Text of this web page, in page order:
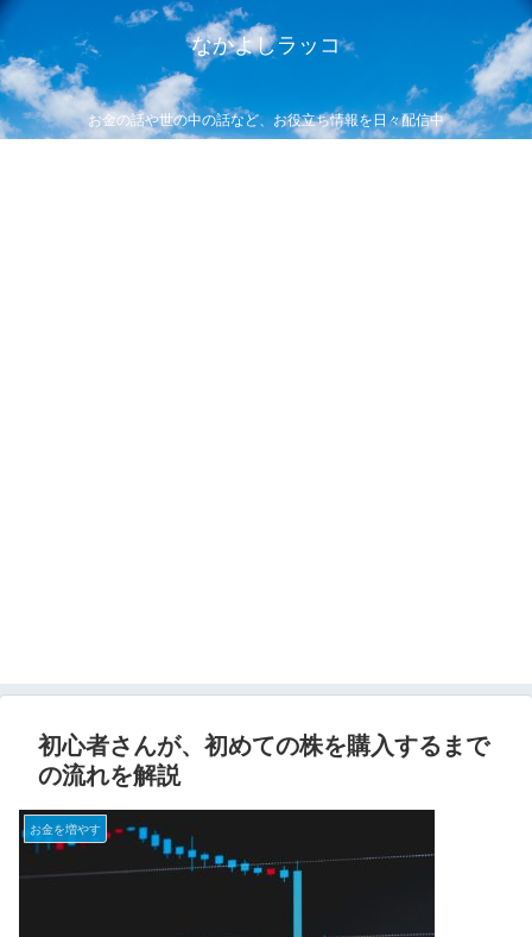
なかよしラッコ
お金の話や世の中の話など、お役立ち情報を日々配信中
初心者さんが、初めての株を購入するまで
の流れを解説
お金を増やす